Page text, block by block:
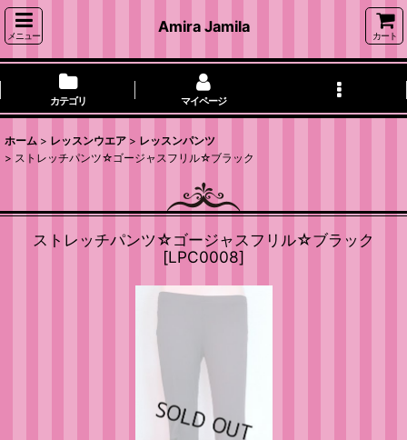
メニュー
Amira Jamila
カート
カテゴリ マイページ
ホーム > レッスンウエア > レッスンパンツ
> ストレッチパンツ☆ゴージャスフリル☆ブラック
ストレッチパンツ☆ゴージャスフリル☆ブラック
[LPC0008]